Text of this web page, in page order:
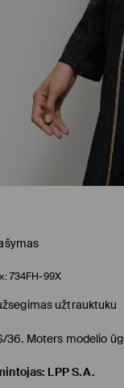
734FH-99X
užtrauktuku
36. Moters modelio
: LPP S.A.